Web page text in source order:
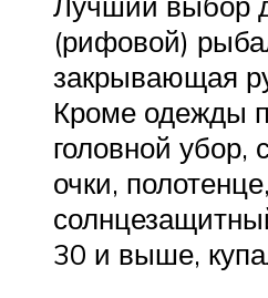
(рифовой)
закрывающая
Кроме одежды
головной убор,
очки, полотенце,
30 и выше,